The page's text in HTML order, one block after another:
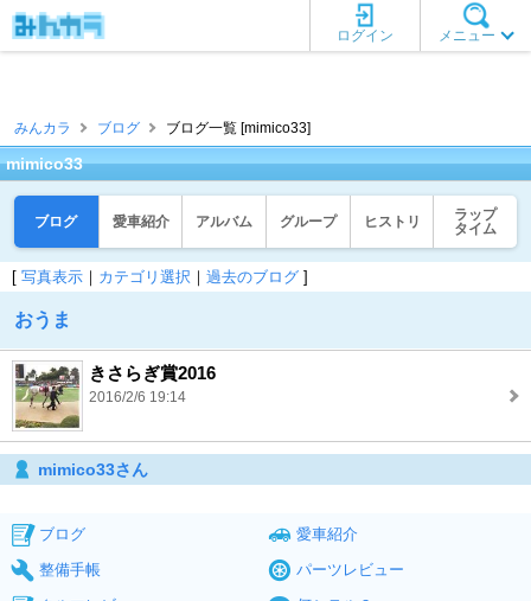
メニュー
ログイン
みんカラ ブログ ブログ一覧 [mimico33]
mimico33
ブログ 愛車紹介 アルバム グループ ヒストリ
ラップ
タイム
[ 写真表示 ｜ カテゴリ選択 ｜ 過去のブログ ]
おうま
きさらぎ賞2016
2016/2/6 19:14
mimico33さん
ブログ
愛車紹介
整備手帳
パーツレビュー